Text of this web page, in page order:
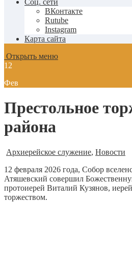
Соц. сети
ВКонтакте
Rutube
Instagram
Карта сайта
Открыть меню
12
Фев
Престольное
района
Архиерейское служение, Новости
12 февраля 2026 года, Собор
Атяшевский совершил
протоиерей Виталий Кузянов,
торжеством.